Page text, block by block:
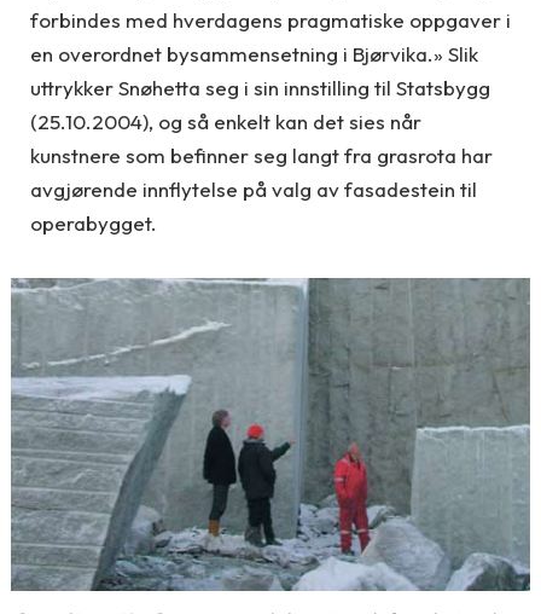
forbindes med hverdagens pragmatiske oppgaver i
en overordnet bysammensetning i Bjørvika.» Slik
uttrykker Snøhetta seg i sin innstilling til Statsbygg
(25.10.2004), og så enkelt kan det sies når
kunstnere som befinner seg langt fra grasrota har
avgjørende innflytelse på valg av fasadestein til
operabygget.